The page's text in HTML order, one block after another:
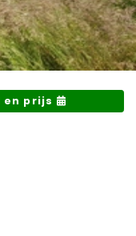
en prijs